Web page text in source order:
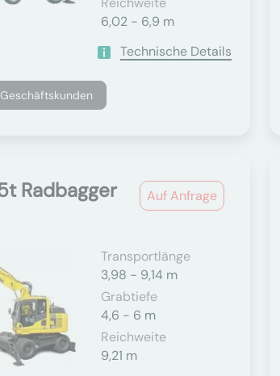
6,02 - 6,9 m
Technische Details
Auf Anfrage
Radbagger
Transportlänge
3,98 - 9,14 m
Grabtiefe
4,6 - 6 m
Reichweite
9,21 m